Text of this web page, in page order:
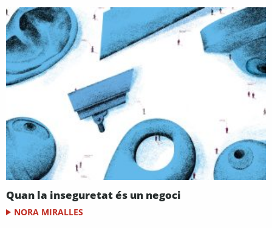
Quan la inseguretat és un negoci
NORA MIRALLES